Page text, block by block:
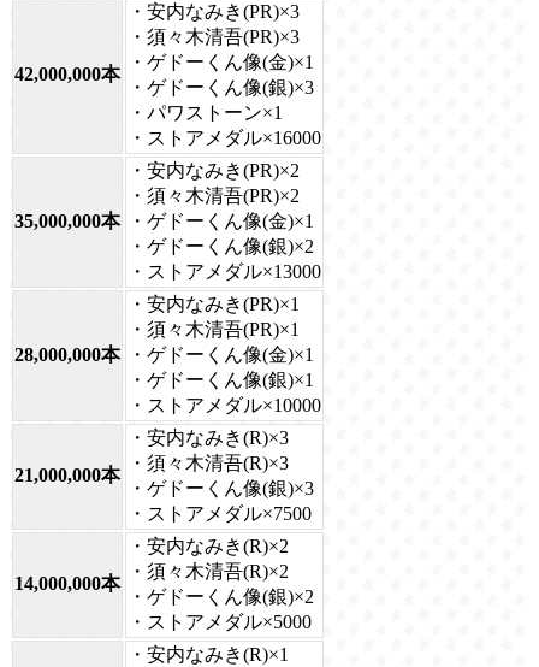
42,000,000本
・安内なみき(PR)×3
・須々木清吾(PR)×3
・ゲドーくん像(金)×1
・ゲドーくん像(銀)×3
・パワストーン×1
・ストアメダル×16000
35,000,000本
・安内なみき(PR)×2
・須々木清吾(PR)×2
・ゲドーくん像(金)×1
・ゲドーくん像(銀)×2
・ストアメダル×13000
28,000,000本
・安内なみき(PR)×1
・須々木清吾(PR)×1
・ゲドーくん像(金)×1
・ゲドーくん像(銀)×1
・ストアメダル×10000
21,000,000本
・安内なみき(R)×3
・須々木清吾(R)×3
・ゲドーくん像(銀)×3
・ストアメダル×7500
14,000,000本
・安内なみき(R)×2
・須々木清吾(R)×2
・ゲドーくん像(銀)×2
・ストアメダル×5000
・安内なみき(R)×1